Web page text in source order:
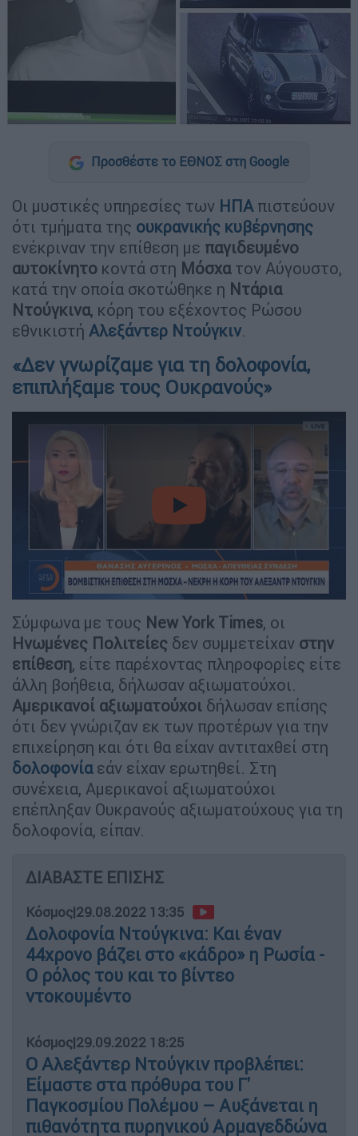
Προσθέστε το ΕΘΝΟΣ στη Google
Οι μυστικές υπηρεσίες των ΗΠΑ πιστεύουν
ότι τμήματα της ουκρανικής κυβέρνησης
ενέκριναν την επίθεση με παγιδευμένο
αυτοκίνητο κοντά στη Μόσχατον Αύγουστο,
κατά την οποία σκοτώθηκε η Ντάρια
Ντούγκινα, κόρη του εξέχοντος Ρώσου
εθνικιστή Αλεξάντερ Ντούγκιν.
«Δεν γνωρίζαμε για τη δολοφονία,
επιπλήξαμε τους Ουκρανούς»
video
Σύμφωνα με τους New York Times, οι
Ηνωμένες Πολιτείες δεν συμμετείχαν στην
επίθεση, είτε παρέχοντας πληροφορίες είτε
άλλη βοήθεια, δήλωσαν αξιωματούχοι.
Αμερικανοί αξιωματούχοι δήλωσαν επίσης
ότι δεν γνώριζαν εκ των προτέρων για την
επιχείρηση και ότι θα είχαν αντιταχθεί στη
δολοφονία εάν είχαν ερωτηθεί. Στη
συνέχεια, Αμερικανοί αξιωματούχοι
επέπληξαν Ουκρανούς αξιωματούχους για τη
δολοφονία, είπαν.
ΔΙΑΒΑΣΤΕ ΕΠΙΣΗΣ
Κόσμος|29.08.2022 13:35
Δολοφονία Ντούγκινα: Και έναν
44χρονο βάζει στο «κάδρο» η Ρωσία -
Ο ρόλος του και το βίντεο
ντοκουμέντο
Κόσμος|29.09.2022 18:25
Ο Αλεξάντερ Ντούγκιν προβλέπει:
Είμαστε στα πρόθυρα του Γ'
Παγκοσμίου Πολέμου – Αυξάνεται η
πιθανότητα πυρηνικού Αρμαγεδδώνα